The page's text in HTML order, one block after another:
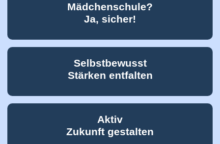
Mädchenschule?
Ja, sicher!
Selbstbewusst
Stärken entfalten
Aktiv
Zukunft gestalten